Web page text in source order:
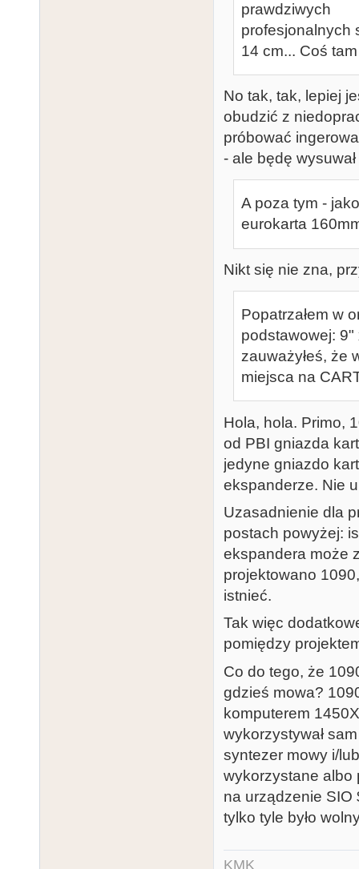
prawdziwych
profesjonalnych
14 cm... Coś
No tak, tak, lepiej
obudzić z
próbować
- ale będę
A poza tym -
eurokarta
Nikt się nie zna,
Popatrzałem w
podstawowej: 9"
zauważyłeś, że
miejsca na
Hola, hola. Primo,
od PBI gniazda
jedyne gniazdo
ekspanderze. Nie
Uzasadnienie dla
postach powyżej:
ekspandera może
projektowano
istnieć.
Tak więc
pomiędzy
Co do tego, że
gdzieś mowa?
komputerem
wykorzystywał
syntezer mowy i/
wykorzystane albo
na urządzenie SIO
tylko tyle było
KMK